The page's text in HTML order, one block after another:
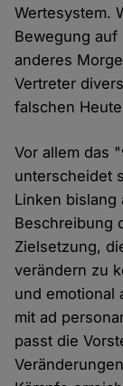
Wertesystem.
Bewegung
anderes
Vertreter
falschen
Vor allem das
unterscheidet
Linken bislang
Beschreibung
Zielsetzung,
verändern zu
und emotional
mit ad
passt die